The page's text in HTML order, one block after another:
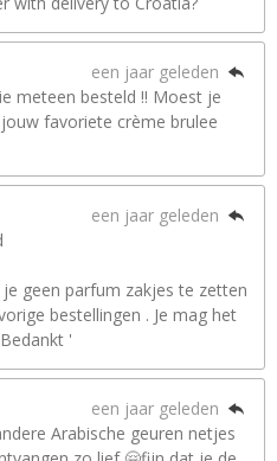
een jaar geleden
meteen besteld !! Moest je
favoriete crème brulee
een jaar geleden
geen parfum zakjes te zetten
bestellingen . Je mag het
'
een jaar geleden
Arabische geuren netjes